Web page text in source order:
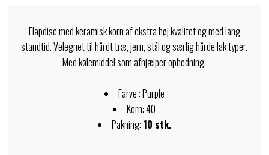
Flapdisc med keramisk korn af ekstra høj kvalitet og med lang
standtid. Velegnet til hårdt træ, jern, stål og særlig hårde lak typer.
Med kølemiddel som afhjælper ophedning.
Farve : Purple
Korn: 40
Pakning: 10 stk.